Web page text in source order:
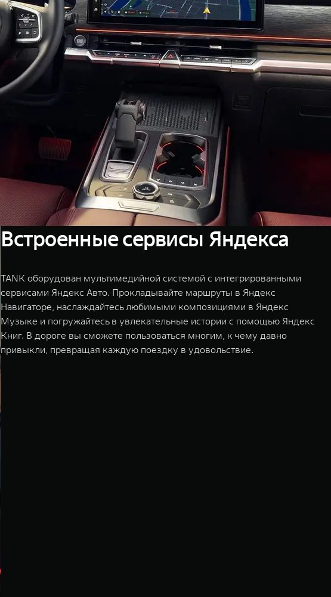
Встроенные сервисы Яндекса
TANK оборудован мультимедийной системой с интегрированными
сервисами Яндекс Авто. Прокладывайте маршруты в Яндекс
Навигаторе, наслаждайтесь любимыми композициями в Яндекс
Музыке и погружайтесь в увлекательные истории с помощью Яндекс
Книг. В дороге вы сможете пользоваться многим, к чему давно
привыкли, превращая каждую поездку в удовольствие.